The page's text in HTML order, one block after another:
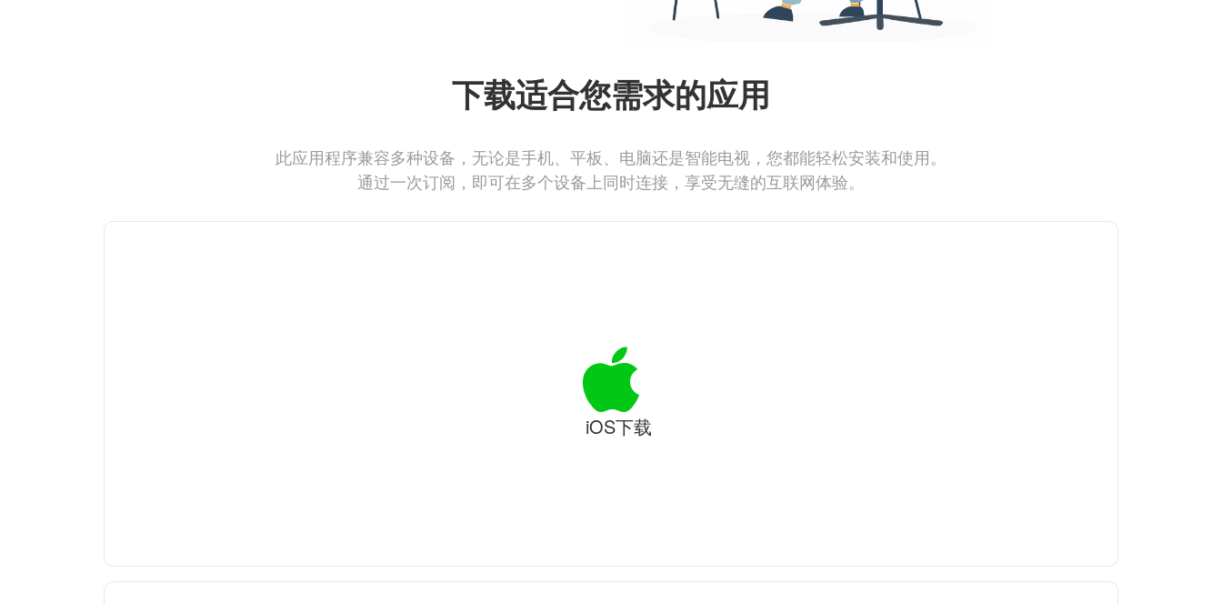
下载适合您需求的应用
此应用程序兼容多种设备，无论是手机、平板、电脑还是智能电视，您都能轻松安装和使用。
通过一次订阅，即可在多个设备上同时连接，享受无缝的互联网体验。
iOS下载